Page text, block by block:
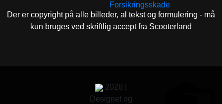
Forsikringsskade
Der er copyright på alle billeder, al tekst og formulering - må
kun bruges ved skriftlig accept fra Scooterland
2026 |
Designet og